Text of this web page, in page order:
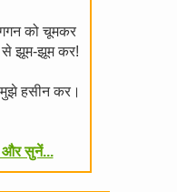
को चूमकर
से झूम-झूम कर!
हसीन कर।
और सुनें...